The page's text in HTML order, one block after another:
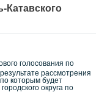
голосования по
рассмотрения
которым будет
округа по